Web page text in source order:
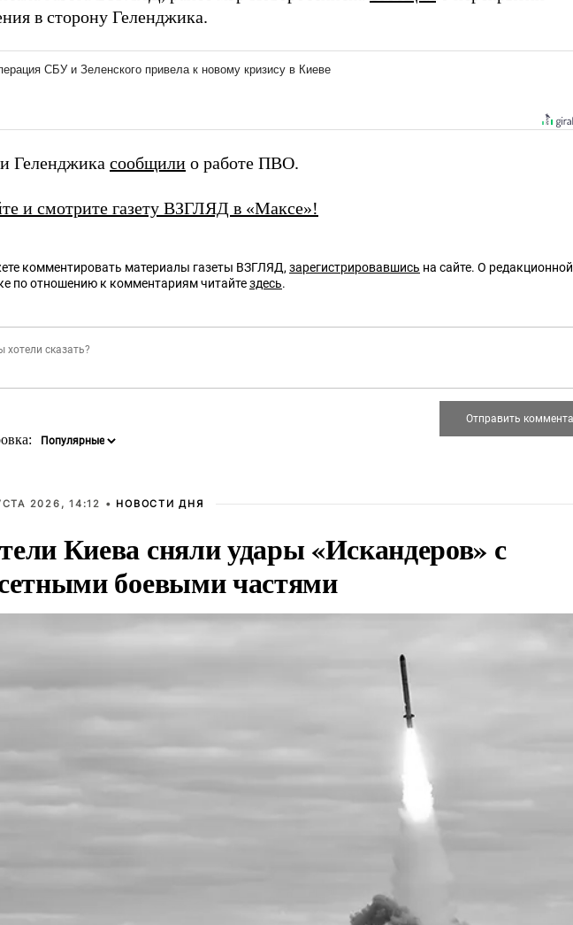
в сторону Геленджика.
Геленджика сообщили о работе ПВО.
и смотрите газету ВЗГЛЯД в «Максе»!
комментировать материалы газеты ВЗГЛЯД, зарегистрировавшись на сайте. О редакционной
по отношению к комментариям читайтездесь.
2026, 14:12 • НОВОСТИ ДНЯ
Киева сняли удары «Искандеров» с
боевыми частями